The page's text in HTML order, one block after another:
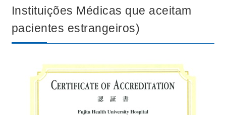
Instituições Médicas que aceitam
pacientes estrangeiros)